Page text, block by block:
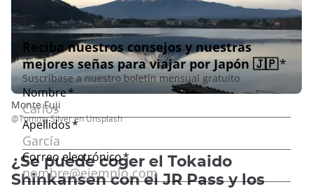
Monte Fuji
@Tommy Silver en Unsplash
¿Se puede coger el Tokaido
Shinkansen con el JR Pass y los